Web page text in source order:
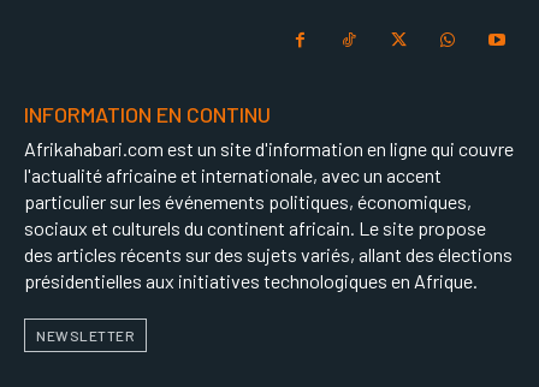
INFORMATION EN CONTINU
Afrikahabari.com est un site d'information en ligne qui couvre
l'actualité africaine et internationale, avec un accent
particulier sur les événements politiques, économiques,
sociaux et culturels du continent africain. Le site propose
des articles récents sur des sujets variés, allant des élections
présidentielles aux initiatives technologiques en Afrique.
NEWSLETTER